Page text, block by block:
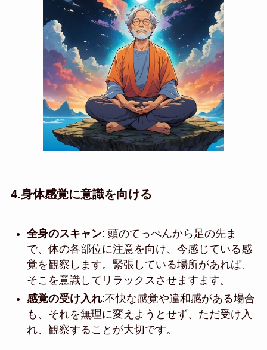
4.身体感覚に意識を向ける
全身のスキャン: 頭のてっぺんから足の先ま
で、体の各部位に注意を向け、今感じている感
覚を観察します。緊張している場所があれば、
そこを意識してリラックスさせますます。
感覚の受け入れ:不快な感覚や違和感がある場合
も、それを無理に変えようとせず、ただ受け入
れ、観察することが大切です。